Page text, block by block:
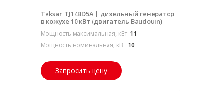
Teksan TJ14BD5A | дизельный генератор
в кожухе 10 кВт (двигатель Baudouin)
Мощность максимальная, кВт 11
Мощность номинальная, кВт 10
Запросить цену